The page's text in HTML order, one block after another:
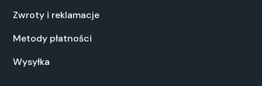
Zwroty i reklamacje
Metody płatności
Wysyłka